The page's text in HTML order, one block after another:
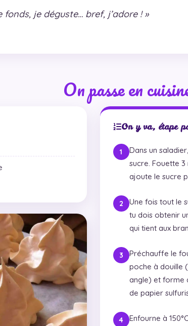
fonds, je déguste… bref, j’adore ! »
On passe en
On y va, étape
Dans un
sucre. Fouette
ajoute le sucre
Une fois tout le
tu dois obtenir
qui tient aux
Préchauffe le
poche à douille
angle) et forme
de papier
Enfourne à